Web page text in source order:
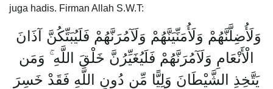
juga hadis. Firman Allah S.W.T:
الْأَنْعَامِ وَلَآمُرَنَّهُمْ فَلَيُغَيِّرُنَّ خَلْقَ اللَّهِ ۚ وَمَن
يَتَّخِذِ الشَّيْطَانَ وَلِيًّا مِّن دُونِ اللَّهِ فَقَدْ خَسِرَ